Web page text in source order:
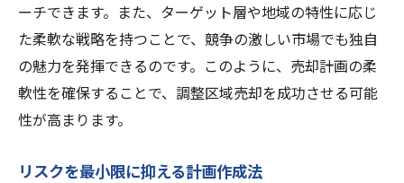
ーチできます。また、ターゲット層や地域の特性に応じ
た柔軟な戦略を持つことで、競争の激しい市場でも独自
の魅力を発揮できるのです。このように、売却計画の柔
軟性を確保することで、調整区域売却を成功させる可能
性が高まります。
リスクを最小限に抑える計画作成法